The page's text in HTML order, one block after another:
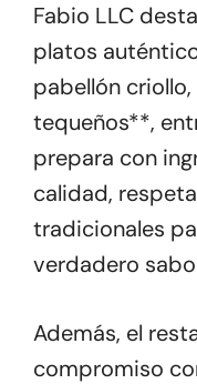
Fabio LLC
platos
pabellón
tequeños**,
prepara con
calidad,
tradicionales
verdadero
Además, el
compromiso